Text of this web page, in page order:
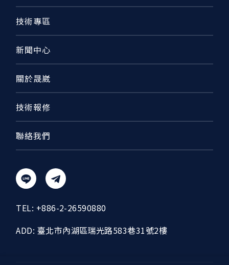
技術專區
新聞中心
關於晟崴
技術報修
聯絡我們
TEL: +886-2-26590880
ADD: 臺北市內湖區瑞光路583巷31號2樓